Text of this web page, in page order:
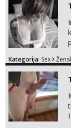
Kategorija: Sex